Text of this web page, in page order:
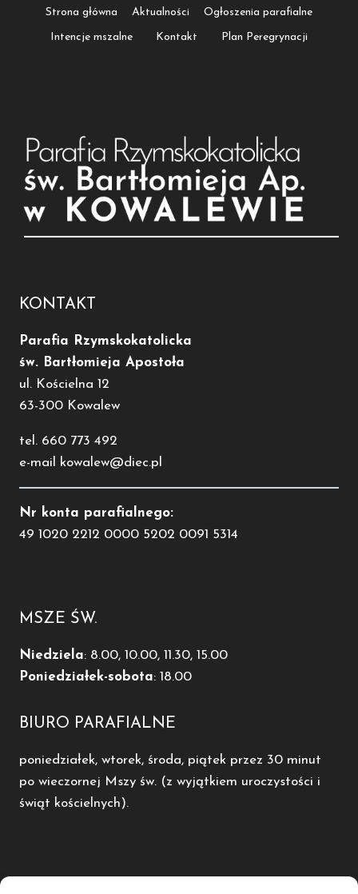
Strona główna Aktualności Ogłoszenia parafialne
Intencje mszalne Kontakt Plan Peregrynacji
KONTAKT
Parafia Rzymskokatolicka
św. Bartłomieja Apostoła
ul. Kościelna 12
63-300 Kowalew
tel. 660 773 492
e-mail kowalew@diec.pl
Nr konta parafialnego:
49 1020 2212 0000 5202 0091 5314
MSZE ŚW.
Niedziela: 8.00, 10.00, 11.30, 15.00
Poniedziałek-sobota: 18.00
BIURO PARAFIALNE
poniedziałek, wtorek, środa, piątek przez 30 minut
po wieczornej Mszy św. (z wyjątkiem uroczystości i
świąt kościelnych).